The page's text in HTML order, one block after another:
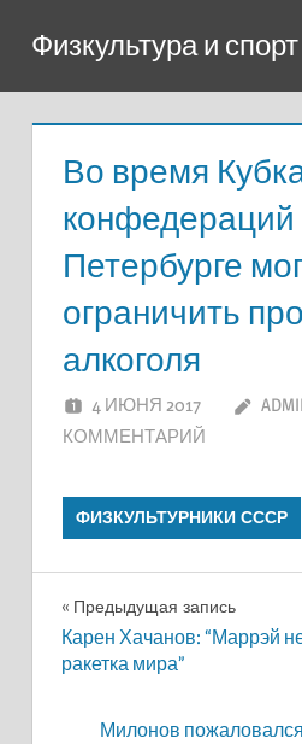
содержимому
Физкультура и
Во время
конфедераций
Петербурге
ограничить
алкоголя
4 ИЮНЯ 2017
КОММЕНТАРИЙ
ФИЗКУЛЬТУРНИКИ СССР
Навигация
по
Предыдущая запись
Карен Хачанов: “Маррэй
ракетка мира”
Милонов